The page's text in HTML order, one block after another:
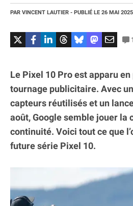
PAR VINCENT LAUTIER - PUBLIÉ LE 26 MAI 2025
Le Pixel 10 Pro est apparu en
tournage publicitaire. Avec
capteurs réutilisés et un
août, Google semble jouer la
continuité. Voici tout ce que
future série Pixel 10.